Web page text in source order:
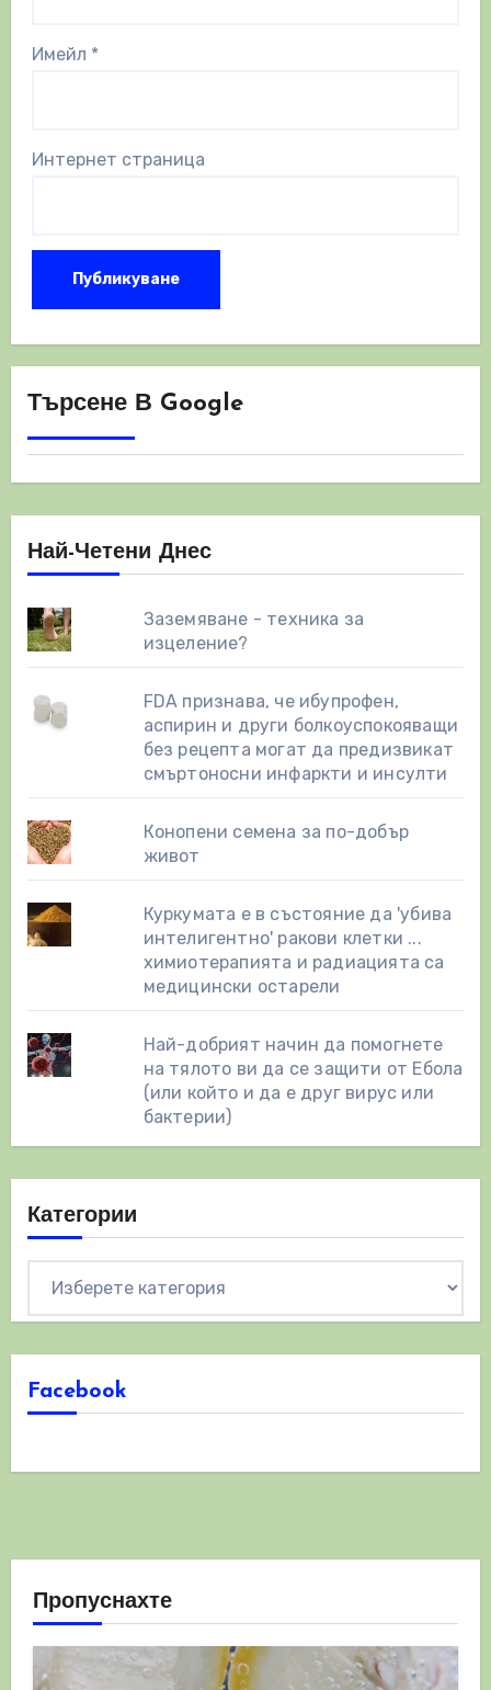
Имейл *
Интернет страница
Търсене В Google
Най-Четени Днес
Заземяване - техника за
изцеление?
FDA признава, че ибупрофен,
аспирин и други болкоуспокояващи
без рецепта могат да предизвикат
смъртоносни инфаркти и инсулти
Конопени семена за по-добър
живот
Куркумата е в състояние да 'убива
интелигентно' ракови клетки ...
химиотерапията и радиацията са
медицински остарели
Най-добрият начин да помогнете
на тялото ви да се защити от Ебола
(или който и да е друг вирус или
бактерии)
Категории
Facebook
Пропуснахте